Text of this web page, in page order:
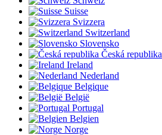
Suisse
Svizzera
Switzerland
Slovensko
Česká republika
Ireland
Nederland
Belgique
België
Portugal
Belgien
Norge